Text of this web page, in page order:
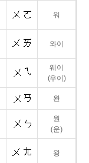
워
와이
웨이
(우이)
완
원
(운)
왕